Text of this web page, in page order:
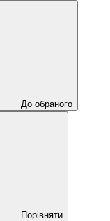
До обраного
Порівняти